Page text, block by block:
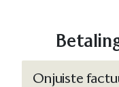
Onjuiste